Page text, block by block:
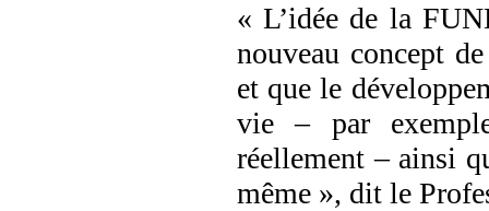
« L’idée de la
nouveau concept
et que le
vie – par
réellement – ainsi
même », dit le